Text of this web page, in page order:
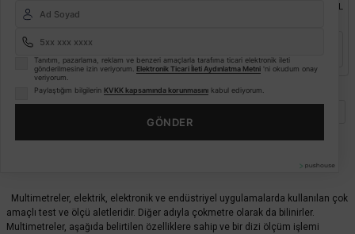
Sepete Ekle
KDV DAHİL
Multimetreler, elektrik, elektronik ve endüstriyel uygulamalarda kullanılan çok
amaçlı test ve ölçü aletleridir. Diğer adıyla çokmetre olarak da bilinirler.
Multimetreler, aşağıda belirtilen özelliklere sahip ve bir dizi ölçüm işlemi
Tanıtım, pazarlama, reklam ve benzeri amaçlarla tarafıma ticari elektronik ileti
gönderilmesine izin veriyorum. Elektronik Ticari İleti Aydınlatma Metni 'ni okudum onay
veriyorum.
Paylaştığım bilgilerin KVKK kapsamında korunmasını kabul ediyorum.
GÖNDER